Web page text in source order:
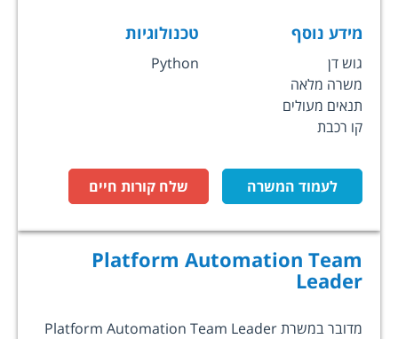
מידע נוסף
גוש דן
משרה מלאה
תנאים מעולים
קו רכבת
טכנולוגיות
Python
לעמוד המשרה שלח קורות חיים
Platform Automation Team
Leader
מדובר במשרת Platform Automation Team Leader